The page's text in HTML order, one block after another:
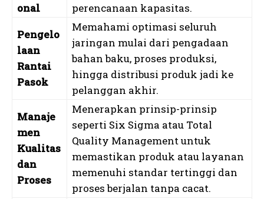
onal
perencanaan kapasitas.
Pengelo
laan
Rantai
Pasok
Memahami optimasi seluruh
jaringan mulai dari pengadaan
bahan baku, proses produksi,
hingga distribusi produk jadi ke
pelanggan akhir.
Manaje
men
Kualitas
dan
Proses
Menerapkan prinsip-prinsip
seperti Six Sigma atau Total
Quality Management untuk
memastikan produk atau layanan
memenuhi standar tertinggi dan
proses berjalan tanpa cacat.